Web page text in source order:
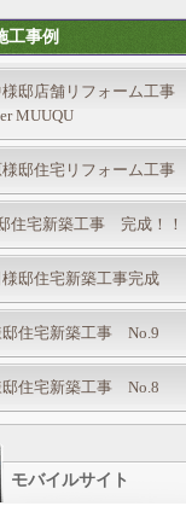
工事例
様邸店舗リフォーム工
MUUQU
邸住宅リフォーム工事
住宅新築工事 完成！！
邸住宅新築工事完成
邸住宅新築工事 No.9
邸住宅新築工事 No.8
モバイルサイト